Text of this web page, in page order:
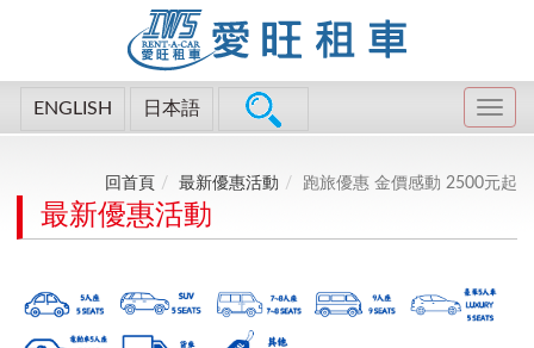
ENGLISH 日本語
回首頁 最新優惠活動 跑旅優惠 金價感動 2500元起
最新優惠活動